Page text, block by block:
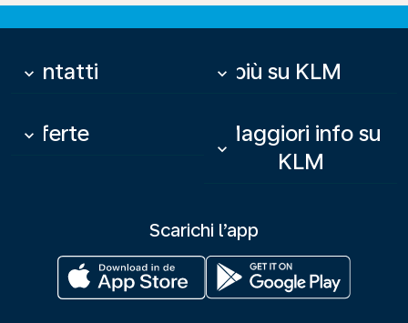
Contatti
keyboard_arrow_down Di più su KLM
keyboard_arrow_down
Offerte
keyboard_arrow_down
Maggiori info su
KLM
keyboard_arrow_down
Scarichi l’app